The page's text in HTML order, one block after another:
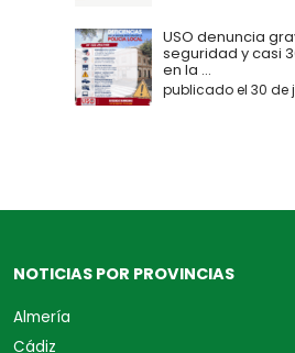
USO denuncia
seguridad y casi
en la ...
publicado el 30 de
NOTICIAS POR PROVINCIAS
Almería
Cádiz